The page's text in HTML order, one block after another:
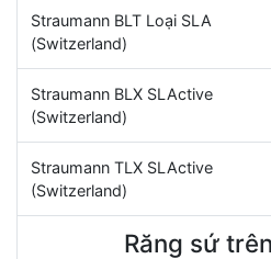
Straumann BLT Loại SLA
(Switzerland)
Straumann BLX SLActive
(Switzerland)
Straumann TLX SLActive
(Switzerland)
Răng sứ